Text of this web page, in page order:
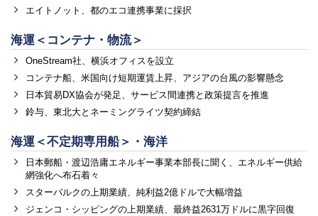
エイトノット、都のエコ連携事業に採択
海運＜コンテナ・物流＞
OneStream社、横浜オフィスを設立
コンテナ船、米国向け短期運賃上昇、アジアの台風の影響懸念
日本貿易DX協会が発足、サービス間連携と政策提言を推進
鈴与、東北大とネーミングライツ契約締結
海運＜不定期専用船＞・海洋
日本郵船・渡辺浩庸エネルギー事業本部長に聞く、エネルギー供給
網強化へ布石着々
スターバルクの上期業績、純利益2億ドルで大幅増益
ジェンコ・シッピングの上期業績、最終益2631万ドルに黒字回復